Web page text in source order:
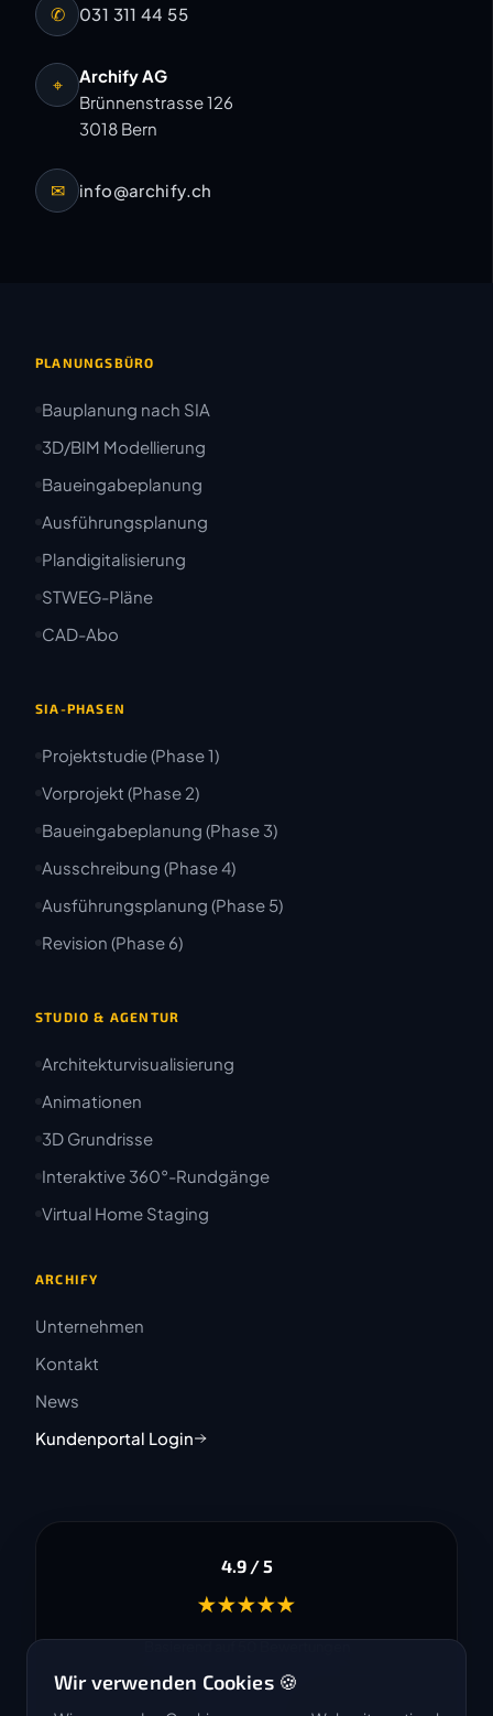
✆ 031 311 44 55
⌖
Archify AG
Brünnenstrasse 126
3018 Bern
✉ info@archify.ch
PLANUNGSBÜRO
Bauplanung nach SIA
3D/BIM Modellierung
Baueingabeplanung
Ausführungsplanung
Plandigitalisierung
STWEG-Pläne
CAD-Abo
SIA-PHASEN
Projektstudie (Phase 1)
Vorprojekt (Phase 2)
Baueingabeplanung (Phase 3)
Ausschreibung (Phase 4)
Ausführungsplanung (Phase 5)
Revision (Phase 6)
STUDIO & AGENTUR
Architekturvisualisierung
Animationen
3D Grundrisse
Interaktive 360°-Rundgänge
Virtual Home Staging
ARCHIFY
Unternehmen
Kontakt
News
Kundenportal Login
4.9 / 5
★★★★★
Wir verwenden Cookies 🍪